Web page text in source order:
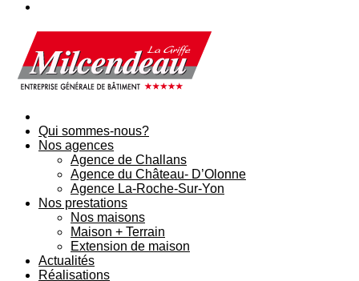
Qui sommes-nous?
Nos agences
Agence de Challans
Agence du Château- D’Olonne
Agence La-Roche-Sur-Yon
Nos prestations
Nos maisons
Maison + Terrain
Extension de maison
Actualités
Réalisations